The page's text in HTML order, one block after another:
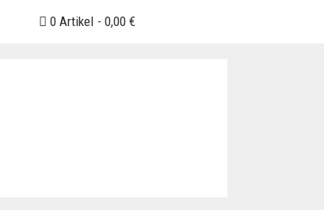
0 Artikel 0,00 €